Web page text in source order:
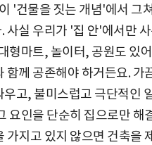
'건물을 짓는 개념'에서 그
사실 우리가 '집 안'에서만
형마트, 놀이터, 공원도 있
함께 공존해야 하거든요. 가
우고, 불미스럽고 극단적인
요인을 단순히 집으로만 해
가지고 있지 않으면 건축을